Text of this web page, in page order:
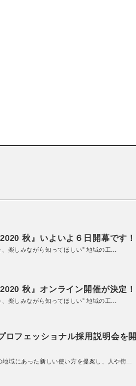
秋』いよいよ６日開幕です！
楽しみながら知ってほしい” 地域の工...
秋』オンライン開催が決定！
楽しみながら知ってほしい” 地域の工...
ロフェッショナル採用説明会を開
域にあった新しい使い方を提案し、人や街...